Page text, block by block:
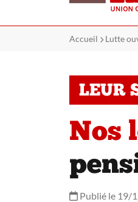
Accueil Lutte
LEUR
Nos
Publié le 19/